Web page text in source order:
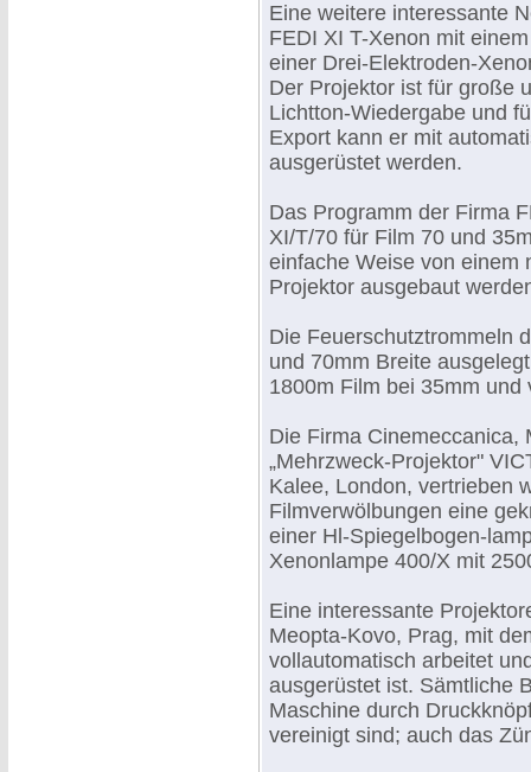
Eine weitere interessante
FEDI XI T-Xenon mit
einer Drei-Elektroden-
Der Projektor ist für große
Lichtton-Wiedergabe und
Export kann er mit
ausgerüstet werden.
Das Programm der Firma
XI/T/70 für Film 70 und
einfache Weise von einem
Projektor ausgebaut
Die Feuerschutztrommeln
und 70mm Breite
1800m Film bei 35mm
Die Firma Cinemeccanica,
„Mehrzweck-Projektor"
Kalee, London, vertrieben
Filmverwölbungen eine
einer Hl-Spiegelbogen-
Xenonlampe 400/X mit
Eine interessante
Meopta-Kovo, Prag, mit
vollautomatisch arbeitet
ausgerüstet ist. Sämtliche
Maschine durch
vereinigt sind; auch das